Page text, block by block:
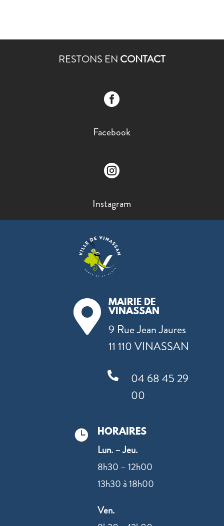
RESTONS EN CONTACT

Facebook

Instagram

MAIRIE DE
VINASSAN
9 Rue Jean Jaures
11 110 VINASSAN

04 68 45 29
00
 HORAIRES
Lun. – Jeu.
8h30 – 12h00
13h30 à 18h00
Ven.